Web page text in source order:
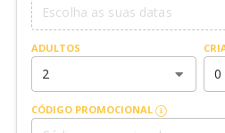
ADULTOS
2 0
CÓDIGO PROMOCIONAL